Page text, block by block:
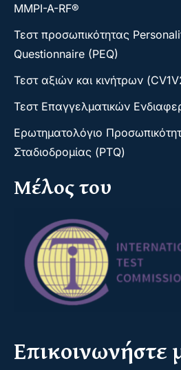
MMPI-A-RF®
Τεστ προσωπικότητας
Questionnaire (PEQ)
Τεστ αξιών και κινήτρων
Τεστ Επαγγελματικών
Ερωτηματολόγιο
Σταδιοδρομίας (PTQ)
Μέλος του
Επικοινωνήστε